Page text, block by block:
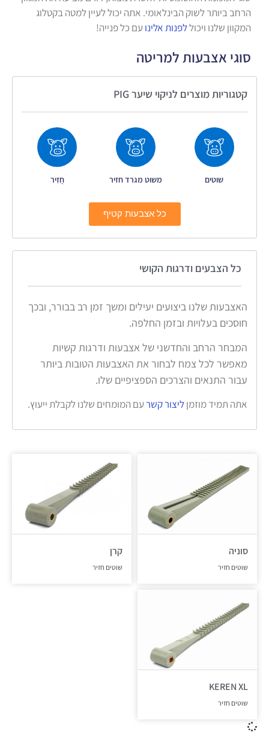
הרחב ביותר לשוק הבינלאומי. אתה יכול לעיין למטה בקטלוג
המקוון שלנו ויכוללפנות אלינו עם כל פנייה!
סוגי אצבעות למריטה
קטגוריות מוצרים לניקוי שיער PIG
שוטים משוט מגרד חזיר חֲזִיר
כל אצבעות קטיף
כל הצבעים ודרגות הקושי
האצבעות שלנו ביצועים יעילים ומשך זמן רב בבורר, ובכך
חוסכים בעלויות ובזמן החלפה.
המבחר הרחב והחדשני של אצבעות ודרגות קשיות
מאפשר לכל צמח לבחור את האצבעות הטובות ביותר
עבור התנאים והצרכים הספציפיים שלו.
אתה תמיד מוזמןליצור קשרעם המומחים שלנו לקבלת ייעוץ.
סוניה
שוטים חזיר
קרן
שוטים חזיר
KEREN XL
שוטים חזיר